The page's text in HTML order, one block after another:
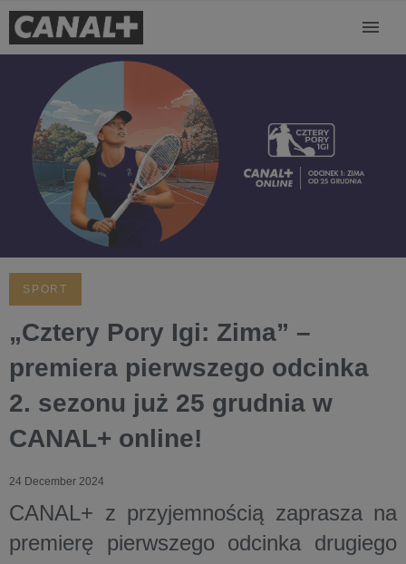
SPORT
„Cztery Pory Igi: Zima” –
premiera pierwszego odcinka
2. sezonu już 25 grudnia w
CANAL+ online!
24 December 2024
CANAL+ z przyjemnością zaprasza na
premierę pierwszego odcinka drugiego